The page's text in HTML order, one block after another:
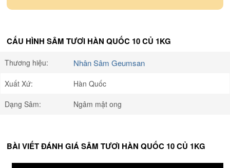
CẤU HÌNH SÂM TƯƠI HÀN QUỐC 10 CỦ 1KG
Thương hiệu: Nhân Sâm Geumsan
Xuất Xứ:
Hàn Quốc
Dạng Sâm:
Ngâm mật ong
BÀI VIẾT ĐÁNH GIÁ SÂM TƯƠI HÀN QUỐC 10 CỦ 1KG